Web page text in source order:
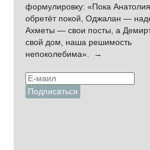
формулировку: «Пока
обретёт покой, Оджалан —
Ахметы — свои посты, а
свой дом, наша решимость
непоколебима». →